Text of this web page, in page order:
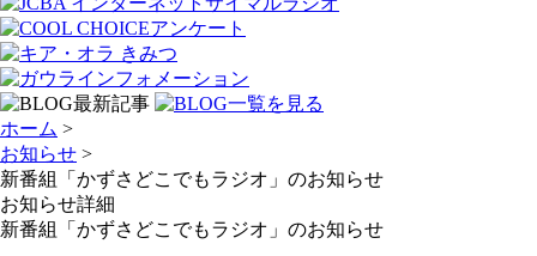
ホーム >
お知らせ >
新番組「かずさどこでもラジオ」のお知らせ
お知らせ詳細
新番組「かずさどこでもラジオ」のお知らせ